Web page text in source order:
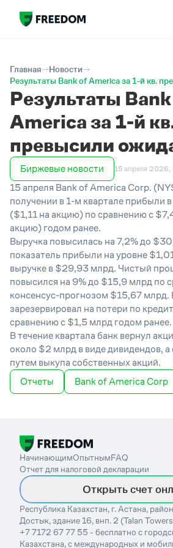
Главная
Новости
Результаты Bank of America за 1-й кв.
Результаты
America за 1-й
превысили
Биржевые новости 15 апреля 2026,
15 апреля Bank of America Corp.
получении в 1-м квартале прибыли
($1,11 на акцию) по сравнению с
акцию) годом ранее.
Выручка повысилась на 7,2% до
показатель прибыли на уровне
выручке в $29,93 млрд. Чистый
повысился на 9% до $15,9 млрд по
консенсус-прогнозом $15,67 млрд.
зарезервировал на потери по
сравнению с $1,5 млрд годом ранее.
В течение квартала банк вернул
около $2 млрд в виде дивидендов,
путем выкупа собственных акций.
Отчеты
Bank of America Corp
НачинающимОпытнымFAQ
Отчет для налоговой декларации
Открыть счет
Республика Казахстан, г. Астана,
Достык, здание 16, внп. 2 (Talan
+7 7172 67 77 55 - бесплатно с
Казахстана, с международных и